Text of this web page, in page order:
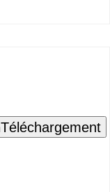
Téléchargement